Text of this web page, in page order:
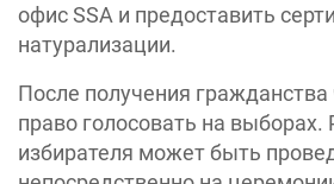
офис SSA и предоставить
натурализации.
После получения
право голосовать на выборах.
избирателя может быть